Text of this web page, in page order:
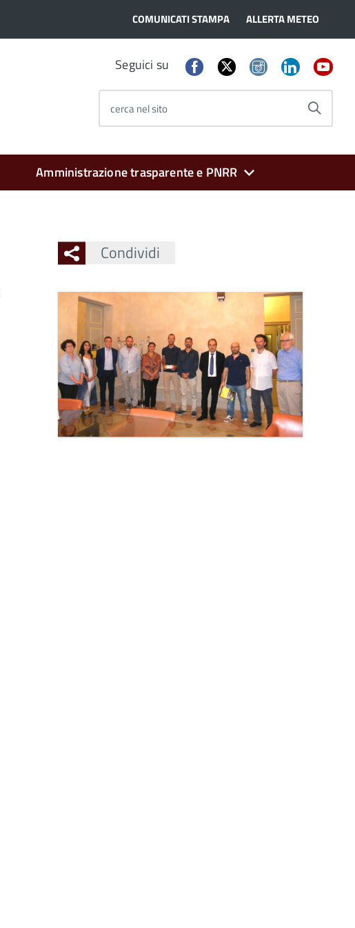
COMUNICATI STAMPA ALLERTA METEO
Seguici su
cerca nel sito
Amministrazione trasparente e PNRR
Condividi
Ingrandisci
l'immagine